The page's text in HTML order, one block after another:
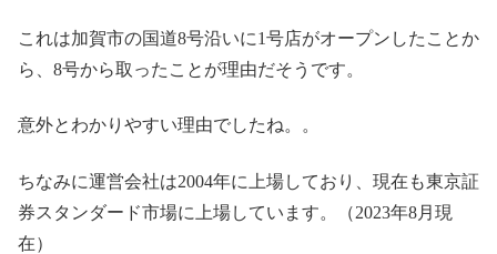
これは加賀市の国道8号沿いに1号店がオープンしたことか
ら、8号から取ったことが理由だそうです。
意外とわかりやすい理由でしたね。。
ちなみに運営会社は2004年に上場しており、現在も東京証
券スタンダード市場に上場しています。（2023年8月現
在）